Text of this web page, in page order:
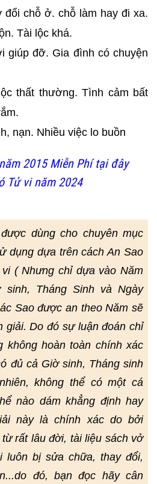
đổi chỗ ở. chỗ làm hay đi xa.
Tài lộc khá.
giúp đỡ. Gia đình có chuyện
thất thường. Tình cảm bất
nạn. Nhiều việc lo buồn
2015 Miễn Phí tại đây
Tử vi năm 2024
dùng cho chuyên mục
dụng dựa trên cách An Sao
( Nhưng chỉ dựa vào Năm
sinh, Tháng Sinh và Ngày
Sao được an theo Năm sẽ
giải. Do đó sự luận đoán chỉ
không hoàn toàn chính xác
đủ cả Giờ sinh, Tháng sinh
không thể có một cá
nào dám khẳng định hay
này là chính xác do bởi
rất lâu đời, tài liệu sách vở
luôn bị sửa chữa, thay đổi,
đó, bạn đọc hãy cân